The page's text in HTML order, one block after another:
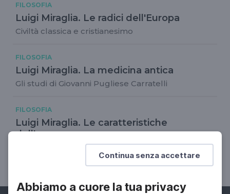
Continua senza accettare
Abbiamo a cuore la tua privacy
FILOSOFIA
Luigi Miraglia. Le radici dell'Europa
Civiltà classica e cristianesimo
FILOSOFIA
Luigi Miraglia. La medicina antica
Gli studi di Giovanni Pugliese Carratelli
FILOSOFIA
Luigi Miraglia. Le caratteristiche
dell'umano
Vita biologica e vita dello spirito al tempo della